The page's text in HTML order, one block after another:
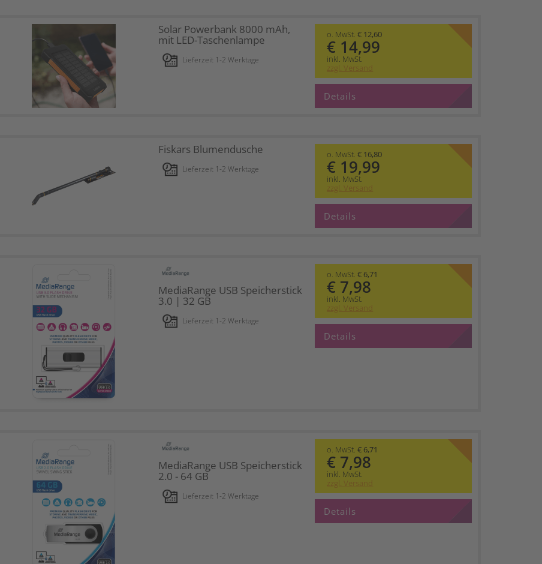
Solar Powerbank 8000 mAh,
mit LED-Taschenlampe
Lieferzeit 1-2 Werktage
o. MwSt.€ 12,60
€ 14,99
inkl. MwSt.
zzgl. Versand
Details
Fiskars Blumendusche
Lieferzeit 1-2 Werktage
o. MwSt.€ 16,80
€ 19,99
inkl. MwSt.
zzgl. Versand
Details
MediaRange USB Speicherstick
3.0 | 32 GB
Lieferzeit 1-2 Werktage
o. MwSt.€ 6,71
€ 7,98
inkl. MwSt.
zzgl. Versand
Details
MediaRange USB Speicherstick
2.0 - 64 GB
Lieferzeit 1-2 Werktage
o. MwSt.€ 6,71
€ 7,98
inkl. MwSt.
zzgl. Versand
Details